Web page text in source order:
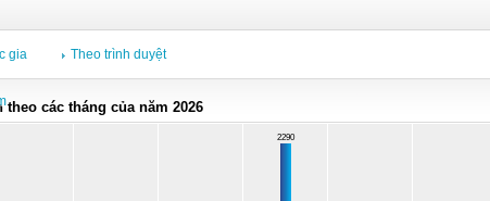
gia Theo trình duyệt
các tháng của năm 2026
2290